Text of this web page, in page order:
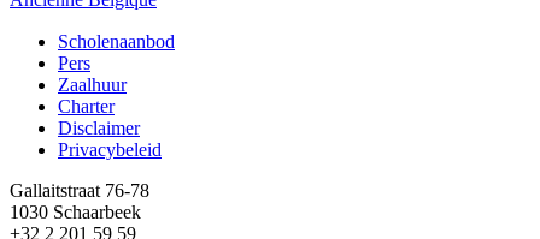
Footer
Scholenaanbod
Pers
Zaalhuur
Charter
Disclaimer
Privacybeleid
Gallaitstraat 76-78
1030 Schaarbeek
+32 2 201 59 59